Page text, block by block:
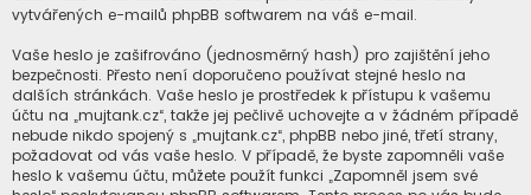
vytvářených e-mailů phpBB softwarem na váš e-mail.
Vaše heslo je zašifrováno (jednosměrný hash) pro zajištění jeho
bezpečnosti. Přesto není doporučeno používat stejné heslo na
dalších stránkách. Vaše heslo je prostředek k přístupu k vašemu
účtu na „mujtank.cz“, takže jej pečlivě uchovejte a v žádném případě
nebude nikdo spojený s „mujtank.cz“, phpBB nebo jiné, třetí strany,
požadovat od vás vaše heslo. V případě, že byste zapomněli vaše
heslo k vašemu účtu, můžete použít funkci „Zapomněl jsem své